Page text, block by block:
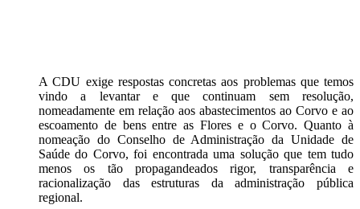
A CDU exige respostas concretas aos problemas que temos
vindo a levantar e que continuam sem resolução,
nomeadamente em relação aos abastecimentos ao Corvo e ao
escoamento de bens entre as Flores e o Corvo. Quanto à
nomeação do Conselho de Administração da Unidade de
Saúde do Corvo, foi encontrada uma solução que tem tudo
menos os tão propagandeados rigor, transparência e
racionalização das estruturas da administração pública
regional.